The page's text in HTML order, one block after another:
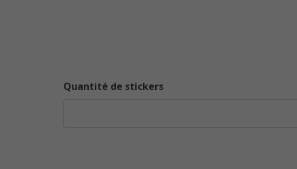
Quantité de stickers